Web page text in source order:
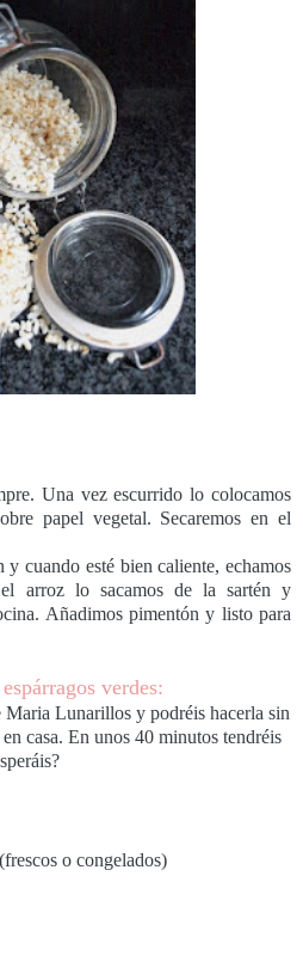
Una vez escurrido lo colocamos
papel vegetal. Secaremos en el
y cuando esté bien caliente, echamos
arroz lo sacamos de la sartén y
Añadimos pimentón y listo para
verdes:
Maria Lunarillos y podréis hacerla sin
casa. En unos 40 minutos tendréis
o congelados)